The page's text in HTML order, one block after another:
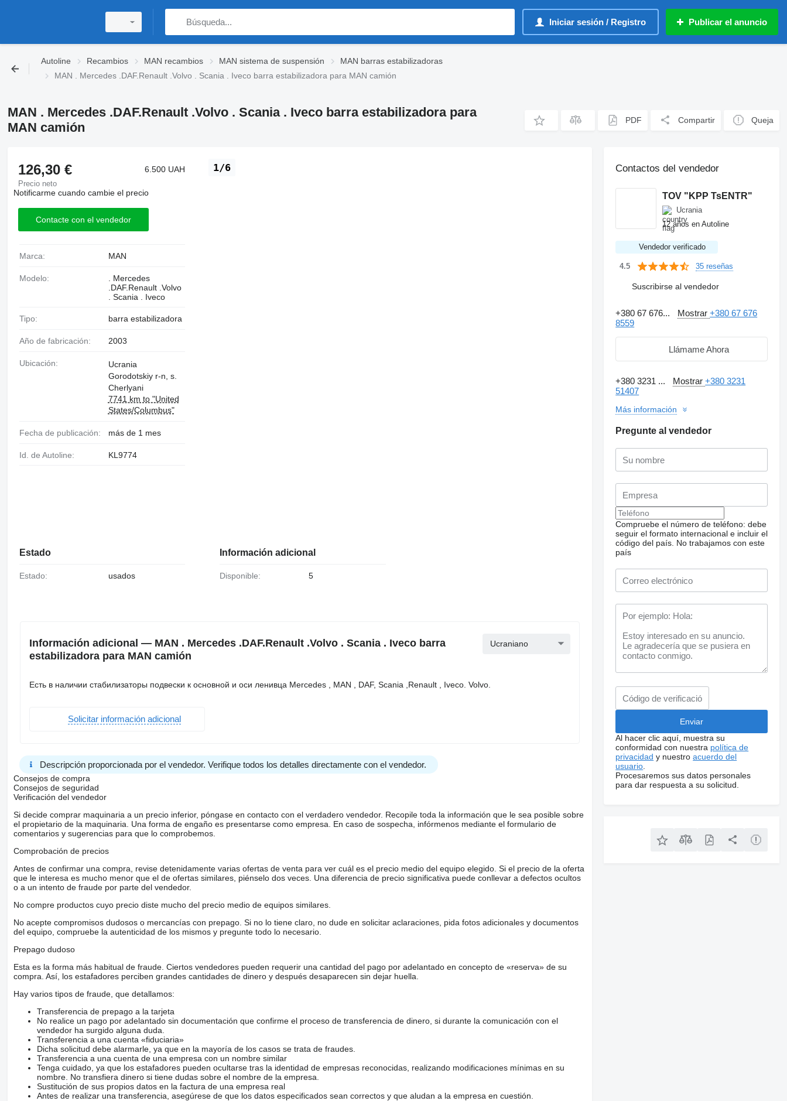
Iniciar sesión / Registro Publicar el anuncio
Autoline Recambios MAN recambios MAN sistema de suspensión
MAN barras estabilizadoras
MAN . Mercedes .DAF.Renault .Volvo . Scania . Iveco barra estabilizadora para MAN camión
MAN . Mercedes .DAF.Renault .Volvo . Scania . Iveco barra estabilizadora para
MAN camión
PDF Compartir Queja
1/6
126,30 €
Precio neto
6.500 UAH
Notificarme cuando cambie el precio
Contacte con el vendedor
Marca: MAN
Modelo:
. Mercedes
.DAF.Renault .Volvo
. Scania . Iveco
Tipo: barra estabilizadora
Año de fabricación: 2003
Ubicación:
Ucrania
Gorodotskiy r-n, s.
Cherlyani
7741 km to "United
States/Columbus"
Fecha de publicación: más de 1 mes
Id. de Autoline: KL9774
Estado
Estado: usados
Información adicional
Disponible: 5
Información adicional — MAN . Mercedes .DAF.Renault .Volvo . Scania . Iveco barra
estabilizadora para MAN camión
Ucraniano
Есть в наличии стабилизаторы подвески к основной и оси ленивца Mercedes , MAN , DAF, Scania ,Renault , Iveco. Volvo.
Solicitar información adicional
Descripción proporcionada por el vendedor. Verifique todos los detalles directamente con el vendedor.
Consejos de compra
Consejos de seguridad
Verificación del vendedor
Si decide comprar maquinaria a un precio inferior, póngase en contacto con el verdadero vendedor. Recopile toda la información que le sea posible sobre
el propietario de la maquinaria. Una forma de engaño es presentarse como empresa. En caso de sospecha, infórmenos mediante el formulario de
comentarios y sugerencias para que lo comprobemos.
Comprobación de precios
Antes de confirmar una compra, revise detenidamente varias ofertas de venta para ver cuál es el precio medio del equipo elegido. Si el precio de la oferta
que le interesa es mucho menor que el de ofertas similares, piénselo dos veces. Una diferencia de precio significativa puede conllevar a defectos ocultos
o a un intento de fraude por parte del vendedor.
No compre productos cuyo precio diste mucho del precio medio de equipos similares.
No acepte compromisos dudosos o mercancías con prepago. Si no lo tiene claro, no dude en solicitar aclaraciones, pida fotos adicionales y documentos
del equipo, compruebe la autenticidad de los mismos y pregunte todo lo necesario.
Prepago dudoso
Esta es la forma más habitual de fraude. Ciertos vendedores pueden requerir una cantidad del pago por adelantado en concepto de «reserva» de su
compra. Así, los estafadores perciben grandes cantidades de dinero y después desaparecen sin dejar huella.
Hay varios tipos de fraude, que detallamos:
Transferencia de prepago a la tarjeta
No realice un pago por adelantado sin documentación que confirme el proceso de transferencia de dinero, si durante la comunicación con el
vendedor ha surgido alguna duda.
Transferencia a una cuenta «fiduciaria»
Dicha solicitud debe alarmarle, ya que en la mayoría de los casos se trata de fraudes.
Transferencia a una cuenta de una empresa con un nombre similar
Tenga cuidado, ya que los estafadores pueden ocultarse tras la identidad de empresas reconocidas, realizando modificaciones mínimas en su
nombre. No transfiera dinero si tiene dudas sobre el nombre de la empresa.
Sustitución de sus propios datos en la factura de una empresa real
Antes de realizar una transferencia, asegúrese de que los datos especificados sean correctos y que aludan a la empresa en cuestión.
Contactos del vendedor
TOV "KPP TsENTR"
Ucrania
12 años en Autoline
Vendedor verificado
4.5 35 reseñas
Suscribirse al vendedor
+380 67 676... Mostrar+380 67 676
8559
Llámame Ahora
+380 3231 ... Mostrar+380 3231
51407
Más información
Pregunte al vendedor
Compruebe el número de teléfono: debe
seguir el formato internacional e incluir el
código del país. No trabajamos con este
país
Al hacer clic aquí, muestra su
conformidad con nuestra política de
privacidad y nuestroacuerdo del
usuario
Procesaremos sus datos personales
para dar respuesta a su solicitud.